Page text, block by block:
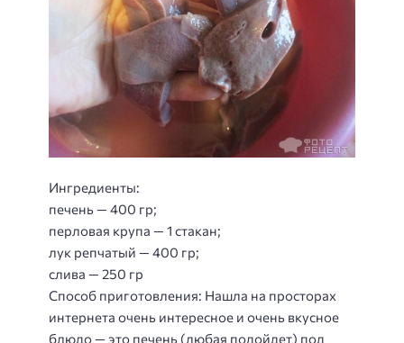
Ингредиенты:
печень — 400 гр;
перловая крупа — 1 стакан;
лук репчатый — 400 гр;
слива — 250 гр
Способ приготовления: Нашла на просторах
интернета очень интересное и очень вкусное
блюдо — это печень (любая подойдет) под